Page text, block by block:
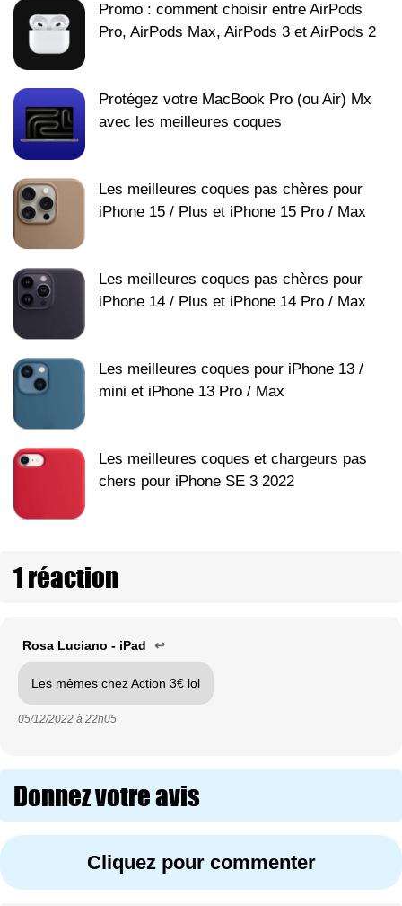
Promo : comment choisir entre AirPods
Pro, AirPods Max, AirPods 3 et AirPods 2
Protégez votre MacBook Pro (ou Air) Mx
avec les meilleures coques
Les meilleures coques pas chères pour
iPhone 15 / Plus et iPhone 15 Pro / Max
Les meilleures coques pas chères pour
iPhone 14 / Plus et iPhone 14 Pro / Max
Les meilleures coques pour iPhone 13 /
mini et iPhone 13 Pro / Max
Les meilleures coques et chargeurs pas
chers pour iPhone SE 3 2022
1 réaction
Rosa Luciano - iPad ↩
Les mêmes chez Action 3€ lol
05/12/2022 à 22h05
Donnez votre avis
Cliquez pour commenter